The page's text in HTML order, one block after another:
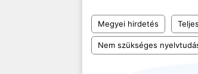
Megyei hirdetés
Nem szükséges